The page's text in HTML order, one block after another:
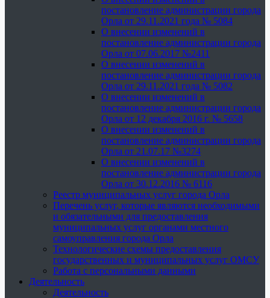
постановление администрации города
Орла от 29.11.2021 года № 5084
О внесении изменений в
постановление администрации города
Орла от 07.06.2017 №2411
О внесении изменений в
постановление администрации города
Орла от 29.11.2021 года № 5082
О внесении изменений в
постановление администрации города
Орла от 12 декабря 2016 г. № 5658
О внесении изменений в
постановление администрации города
Орла от 21.07.17 №3274
О внесении изменений в
постановление администрации города
Орла от 30.12.2016 № 6116
Реестр муниципальных услуг города Орла
Перечень услуг, которые являются необходимыми
и обязательными для предоставления
муниципальных услуг органами местного
самоуправления города Орла
Технологические схемы предоставления
государственных и муниципальных услуг ОМСУ
Работа с персональными данными
Деятельность
Деятельность